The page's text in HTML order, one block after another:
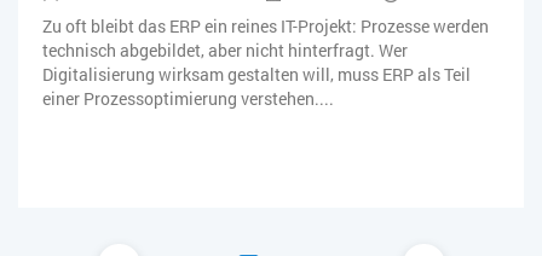
Zu oft bleibt das ERP ein reines IT-Projekt: Prozesse werden
technisch abgebildet, aber nicht hinterfragt. Wer
Digitalisierung wirksam gestalten will, muss ERP als Teil
einer Prozessoptimierung verstehen....